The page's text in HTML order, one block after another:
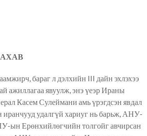
бараг л дэлхийн III дайн эхлэхээ
ажиллагаа явуулж, энэ үеэр Ираны
Касем Сулеймани амь үрэгдсэн явдал
иранчууд удалгүй хариуг нь барьж, АНУ-
ын Ерөнхийлөгчийн толгойг авчирсан